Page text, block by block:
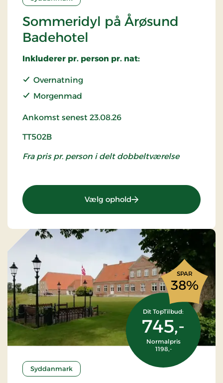
Sommeridyl på Årøsund
Badehotel
Inkluderer pr. person pr. nat:
Overnatning
Morgenmad
Ankomst senest 23.08.26
TT502B
Fra pris pr. person i delt dobbeltværelse
Vælg ophold: TT502B - Idyllisk ophold
Dit TopTilbud:
745,-
Normalpris
1198,-
SPAR
38%
Syddanmark